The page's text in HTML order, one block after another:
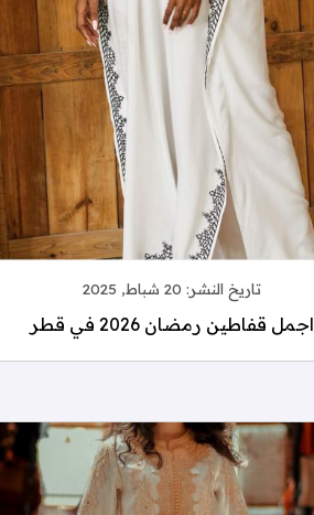
تاريخ النشر: 20 شباط, 2025
اجمل قفاطين رمضان 2026 في قطر